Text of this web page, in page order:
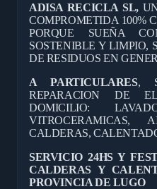
ADISA RECICLA SL,
COMPROMETIDA 100%
PORQUE SUEÑA
SOSTENIBLE Y LIMPIO,
DE RESIDUOS EN
A PARTICULARES,
REPARACION DE
DOMICILIO:
VITROCERAMICAS,
CALDERAS,
SERVICIO 24HS Y
CALDERAS Y
PROVINCIA DE LUGO